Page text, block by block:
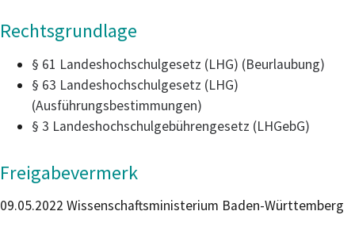
Rechtsgrundlage
§ 61 Landeshochschulgesetz (LHG) (Beurlaubung)
§ 63 Landeshochschulgesetz (LHG)
(Ausführungsbestimmungen)
§ 3 Landeshochschulgebührengesetz (LHGebG)
Freigabevermerk
09.05.2022 Wissenschaftsministerium Baden-Württemberg